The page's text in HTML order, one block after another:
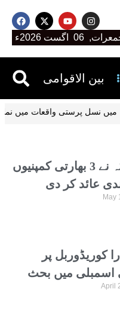
06 اگست 2026ء
بین الاقوامی
امریکہ نے 3 بھارتی کمپنیوں
عائد کر دی
May
کوریڈوربل پر
اسمبلی میں بحث
اور عالمی میڈیا
April